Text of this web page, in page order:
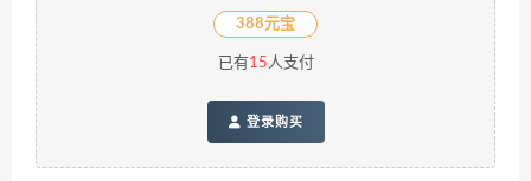
388元宝
已有 15人支付
登录购买